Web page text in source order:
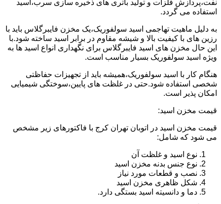
نفت،پردازش فلزات و تولید باتری های ذخیره سازی سرب،اسید
استفاده می گردد.
به دلیل ماهیت تهاجمی اسید سولفوریک،یک مخزن فایبرگلاس باید با
رزین های با کیفیت بالا و شیشه مقاوم در برابر اسید ساخته شود.با
این حال مخزن های اسید فایبرگلاس برای نگهداری انواع اسید ها به
ویژه اسید سولفوریک بسیار مناسب است.
هنگام کار با اسید سولفوریک،همیشه باید از تجهیزات حفاظتی
شخصی استفاده شود.حتی در غلظت های پایین،سوختگی شیمیایی
امکان پذیر است.
قیمت مخزن اسید:
قیمت مخزن اسید در اتوبان تهران کرج با فاکتورهای زیر مشخص
می شود که شامل:
نوع اسید و غلظت آن
نوع جنس بدنه مخزن اسید
نصب و قطعات مورد نیاز
شکل ظاهری مخزن اسید
دما و دانسیته اسید بستگی دارد.